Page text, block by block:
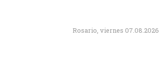
Rosario, viernes 07.08.2026